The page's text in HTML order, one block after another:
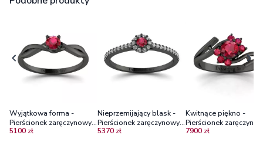
Wyjątkowa forma -
Pierścionek zaręczynowy z
czarnego złota z rubinem
5100 zł
Nieprzemijający blask -
Pierścionek zaręczynowy z
czarnego złota z rubinem i
5370 zł
Kwitnące piękno -
Pierścionek
czarnego złota z
7900 zł